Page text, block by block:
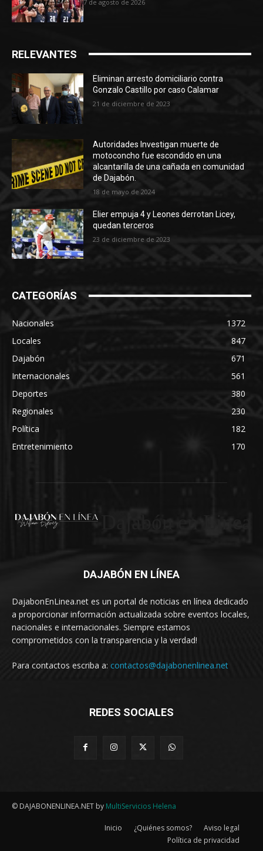
7 de agosto de 2026
RELEVANTES
Eliminan arresto domiciliario contra
Gonzalo Castillo por caso Calamar
21 de diciembre de 2023
Autoridades Investigan muerte de
motoconcho fue escondido en una
alcantarilla de una cañada en comunidad
de Dajabón.
18 de mayo de 2024
Elier empuja 4 y Leones derrotan Licey,
quedan terceros
23 de diciembre de 2023
CATEGORÍAS
Nacionales
1372
Locales
847
Dajabón
671
Internacionales
561
Deportes
380
Regionales
230
Política
182
Entretenimiento
170
DAJABÓN EN LÍNEA
DajabonEnLinea.net es un portal de noticias en línea dedicado
a proporcionar información actualizada sobre eventos locales,
nacionales e internacionales. Siempre estamos
comprometidos con la transparencia y la verdad!
Para contactos escriba a: contactos@dajabonenlinea.net
REDES SOCIALES
© DAJABONENLINEA.NET by MultiServicios Helena
Inicio ¿Quiénes somos?
Aviso legal
Política de privacidad